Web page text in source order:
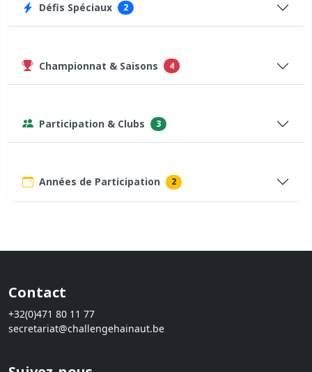
Défis Spéciaux 2
Championnat & Saisons 4
Participation & Clubs 3
Années de Participation 2
Contact
+32(0)471 80 11 77
secretariat@challengehainaut.be